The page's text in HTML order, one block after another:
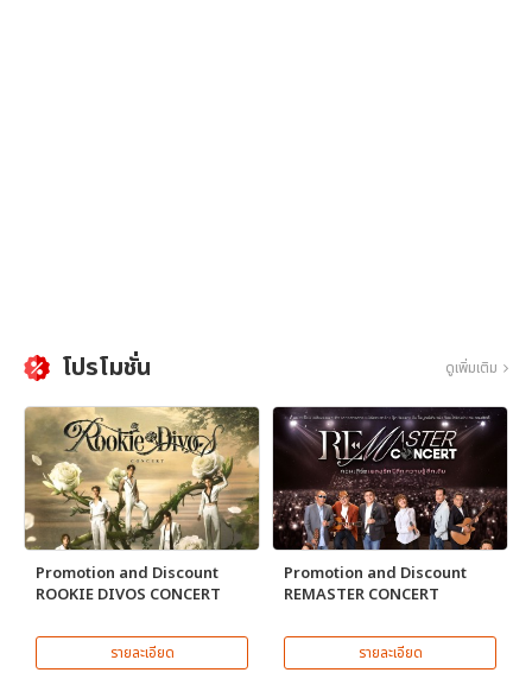
โปรโมชั่น ดูเพิ่มเติม
Promotion and Discount
ROOKIE DIVOS CONCERT
รายละเอียด
Promotion and Discount
REMASTER CONCERT
รายละเอียด